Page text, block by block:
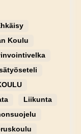
Koulu
Liikunta